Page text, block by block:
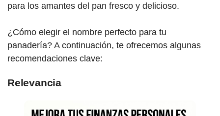
para los amantes del pan fresco y delicioso.
¿Cómo elegir el nombre perfecto para tu
panadería? A continuación, te ofrecemos algunas
recomendaciones clave:
Relevancia